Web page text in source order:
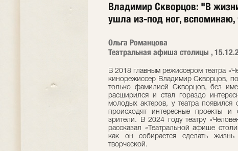
Владимир Скворцов: "В
ушла из-под ног, вспоминаю,
Ольга Романцова
Театральная афиша столицы ,
В 2018 главным режиссером театра
кинорежиссер Владимир Скворцов,
только фамилией Скворцов, без
расширился и стал гораздо
молодых актеров, у театра появился
происходят интересные проекты
зрители. В 2024 году театру
рассказал «Театральной афише
как он собирается сделать
творческой.